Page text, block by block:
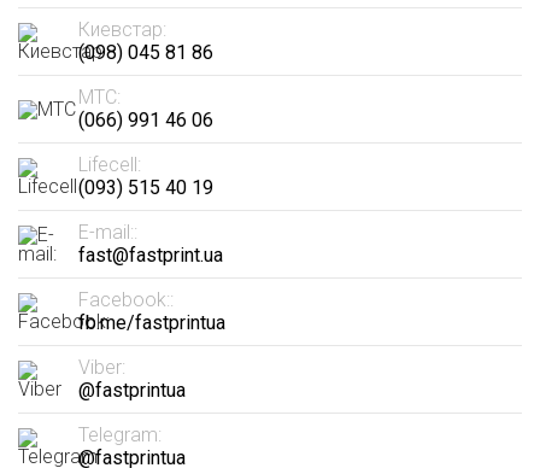
Киевстар:
(098) 045 81 86
МТС:
(066) 991 46 06
Lifecell:
(093) 515 40 19
E-mail::
fast@fastprint.ua
Facebook::
fb.me/fastprintua
Viber:
@fastprintua
Telegram:
@fastprintua